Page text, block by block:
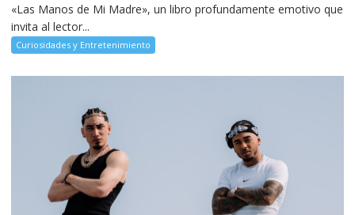
«Las Manos de Mi Madre», un libro profundamente emotivo que
invita al lector...
Curiosidades y Entretenimiento